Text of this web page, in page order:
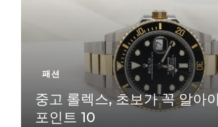
패션
중고 롤렉스, 초보가 꼭 알아
포인트 10